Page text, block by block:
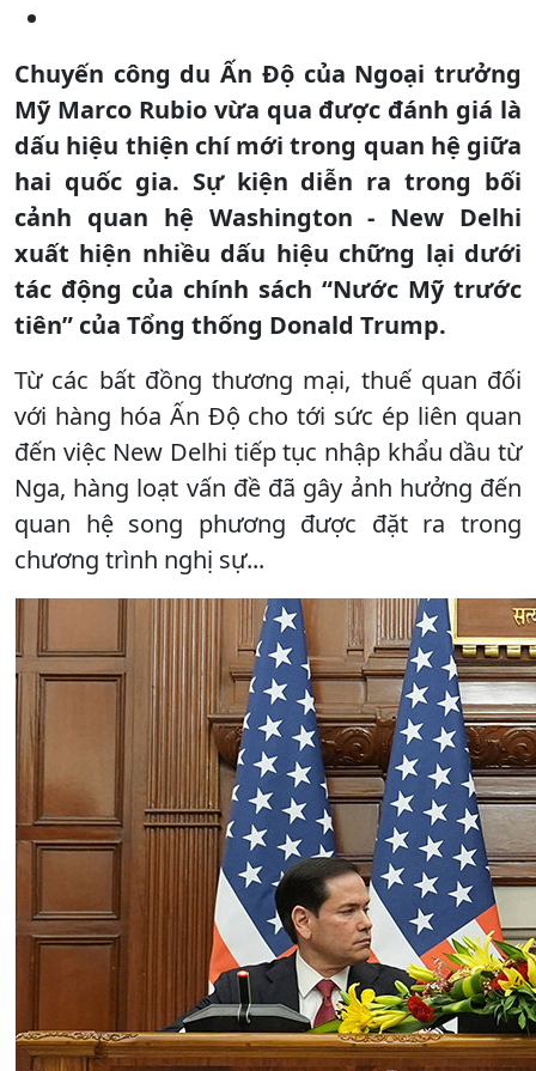
Chuyến công du Ấn Độ của Ngoại trưởng
Mỹ Marco Rubio vừa qua được đánh giá là
dấu hiệu thiện chí mới trong quan hệ giữa
hai quốc gia. Sự kiện diễn ra trong bối
cảnh quan hệ Washington - New Delhi
xuất hiện nhiều dấu hiệu chững lại dưới
tác động của chính sách “Nước Mỹ trước
tiên” của Tổng thống Donald Trump.
Từ các bất đồng thương mại, thuế quan đối
với hàng hóa Ấn Độ cho tới sức ép liên quan
đến việc New Delhi tiếp tục nhập khẩu dầu từ
Nga, hàng loạt vấn đề đã gây ảnh hưởng đến
quan hệ song phương được đặt ra trong
chương trình nghị sự...